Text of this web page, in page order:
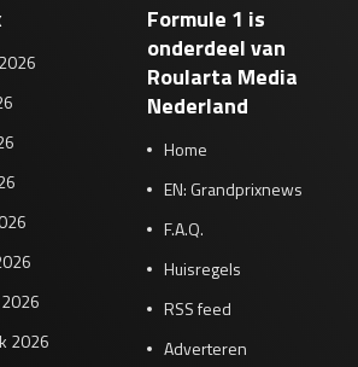
2026
Formule 1 is
onderdeel van
Roularta Media
Nederland
Home
EN: Grandprixnews
F.A.Q.
Huisregels
RSS feed
Adverteren